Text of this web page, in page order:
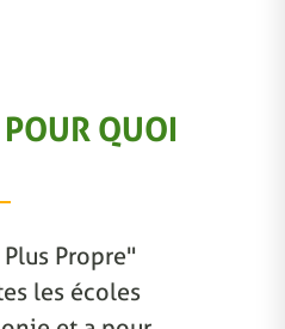
QUOI
Propre"
les écoles